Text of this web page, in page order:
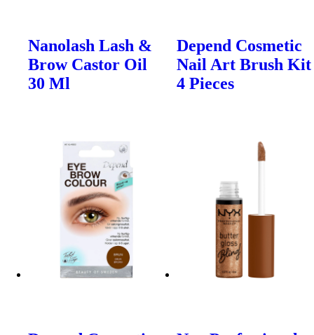
Nanolash Lash &
Brow Castor Oil
30 Ml
Depend Cosmetic
Nail Art Brush Kit
4 Pieces